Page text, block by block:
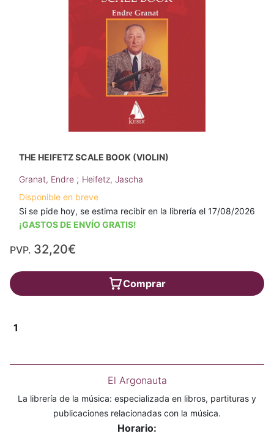
THE HEIFETZ SCALE BOOK (VIOLIN)
Granat, Endre ; Heifetz, Jascha
Disponible en breve
Si se pide hoy, se estima recibir en la librería el 17/08/2026
¡GASTOS DE ENVÍO GRATIS!
PVP. 32,20€
Comprar
1
El Argonauta
La librería de la música: especializada en libros, partituras y
publicaciones relacionadas con la música.
Horario: